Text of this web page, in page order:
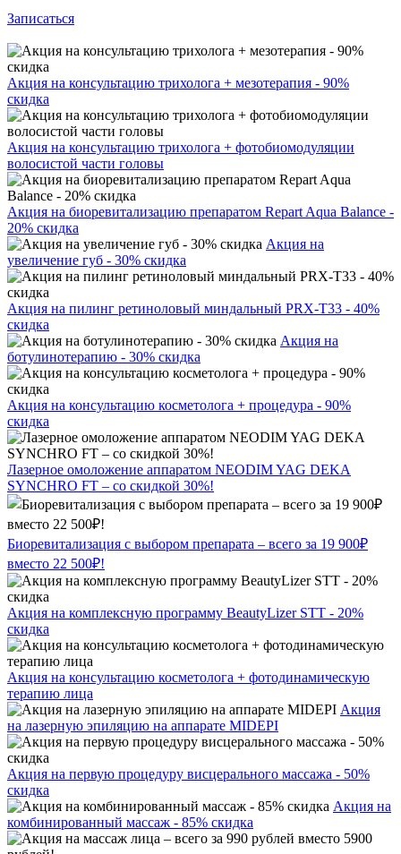
Записаться
Акция на консультацию трихолога + мезотерапия - 90%
скидка
Акция на консультацию трихолога + фотобиомодуляции
волосистой части головы
Акция на биоревитализацию препаратом Repart Aqua Balance -
20% скидка
Акция на
увеличение губ - 30% скидка
Акция на пилинг ретиноловый миндальный PRX-T33 - 40%
скидка
Акция на
ботулинотерапию - 30% скидка
Акция на консультацию косметолога + процедура - 90%
скидка
Лазерное омоложение аппаратом NEODIM YAG DEKA
SYNCHRO FT – со скидкой 30%!
Биоревитализация с выбором препарата – всего за 19 900₽
вместо 22 500₽!
Акция на комплексную программу BeautyLizer STT - 20%
скидка
Акция на консультацию косметолога + фотодинамическую
терапию лица
Акция
на лазерную эпиляцию на аппарате MIDEPI
Акция на первую процедуру висцерального массажа - 50%
скидка
Акция на
комбинированный массаж - 85% скидка